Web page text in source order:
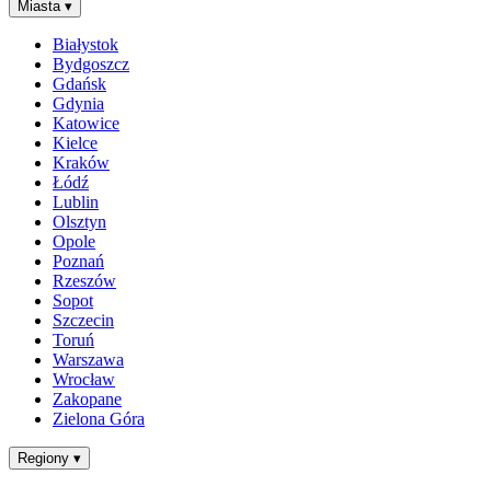
Miasta ▾
Białystok
Bydgoszcz
Gdańsk
Gdynia
Katowice
Kielce
Kraków
Łódź
Lublin
Olsztyn
Opole
Poznań
Rzeszów
Sopot
Szczecin
Toruń
Warszawa
Wrocław
Zakopane
Zielona Góra
Regiony ▾